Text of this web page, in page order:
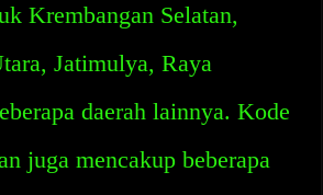
Krembangan Selatan,
Jatimulya, Raya
daerah lainnya. Kode
juga mencakup beberapa